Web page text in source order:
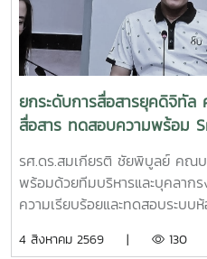
ยกระดับการสื่อสารยุคดิจิทัล
สื่อสาร ทดสอบความพร้อม
รศ.ดร.สมเกียรติ ชัยพิบูลย์ คณบ
พร้อมด้วยทีมบริหารและบุคลาก
ความเรียบร้อยและทดสอบระบ
การประชุม Onsite, Online และ
4 สิงหาคม 2569 | 130